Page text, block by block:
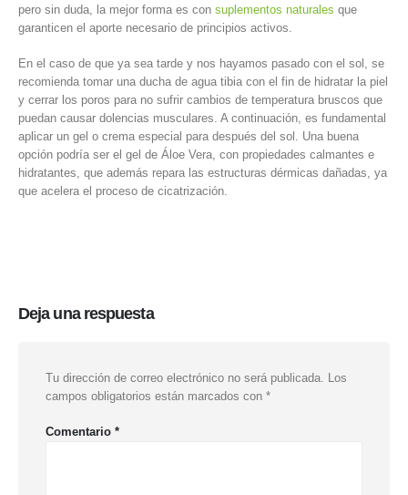
pero sin duda, la mejor forma es con suplementos naturales que
garanticen el aporte necesario de principios activos.
En el caso de que ya sea tarde y nos hayamos pasado con el sol, se
recomienda tomar una ducha de agua tibia con el fin de hidratar la piel
y cerrar los poros para no sufrir cambios de temperatura bruscos que
puedan causar dolencias musculares. A continuación, es fundamental
aplicar un gel o crema especial para después del sol. Una buena
opción podría ser el gel de Áloe Vera, con propiedades calmantes e
hidratantes, que además repara las estructuras dérmicas dañadas, ya
que acelera el proceso de cicatrización.
Deja una respuesta
Tu dirección de correo electrónico no será publicada.
Los
campos obligatorios están marcados con *
Comentario *